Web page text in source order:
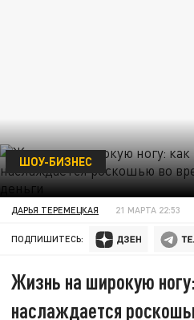
ШОУ-БИЗНЕС
ДАРЬЯ ТЕРЕМЕЦКАЯ 21 МАРТА 22:53
ПОДПИШИТЕСЬ:
Жизнь на широкую
наслаждается